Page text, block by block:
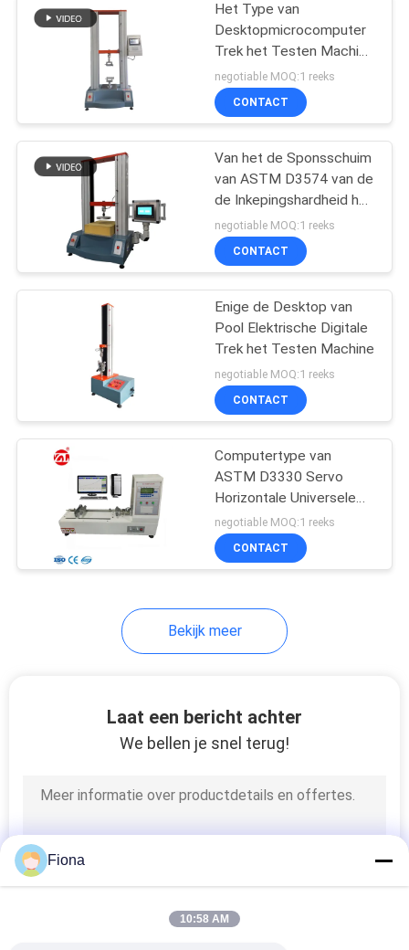
Milieu testkamer
Verpakkend het
Testen Materiaal
105
Helm het Testen
Machine
51
machine
Kabel het Testen
Machine
Het Type van
Desktopmicrocomputer
Trek het Testen Machine
voor Rubberplastiek
negotiable MOQ:1 reeks
CONTACT
Van het de Sponsschuim
van ASTM D3574 van de
de Inkepingshardheid het
Meetapparaat van de de
Krachtafbuiging
negotiable MOQ:1 reeks
CONTACT
Enige de Desktop van
Pool Elektrische Digitale
Trek het Testen Machine
negotiable MOQ:1 reeks
CONTACT
Computertype van
ASTM D3330 Servo
Horizontale Universele
het Testen Machine
negotiable MOQ:1 reeks
CONTACT
Bekijk meer
Laat een bericht achter
We bellen je snel terug!
Fiona
10:58 AM